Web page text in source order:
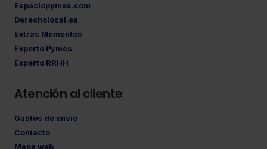
Espaciopymes.com
Derecholocal.es
Extras Mementos
Experto Pymes
Experto RRHH
Atención al cliente
Gastos de envío
Contacto
Mapa web